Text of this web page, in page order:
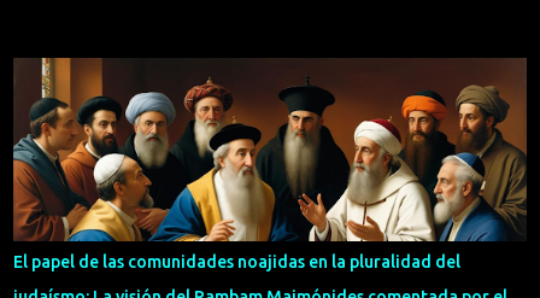
definición es tanto práctica como teológica. Para un noájida, la
idolatría se entiende como cualquier acto o creencia que implique
adorar, venerar o atribuir poder divino a algo que no sea el Dios
único y creador del universo, tal como lo concibe el judaísmo. Esto
incluye, pero no se limita a: Adoración de ídolos físicos : Rezar,
ofrecer sacrificios o realizar rituales ante estatuas, imágenes o
representaciones de deidades o fuerzas sobrenaturales. Culto a
entidades múltiples : Reconocer o venerar a varios dioses o seres
El papel de las comunidades noajidas en la pluralidad del